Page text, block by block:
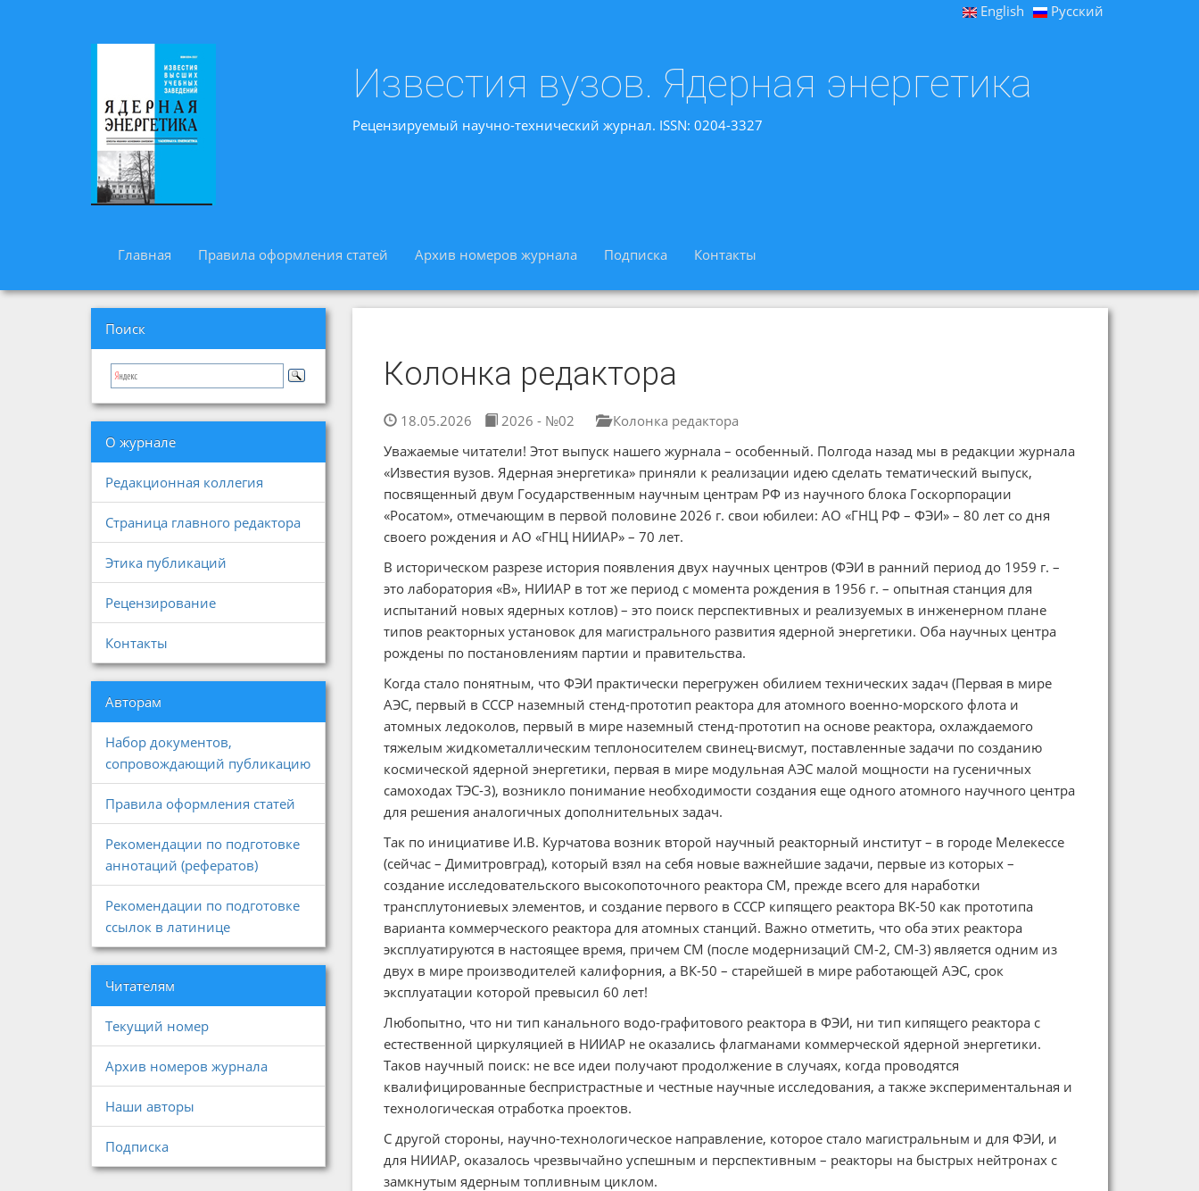
English Русский
Известия вузов. Ядерная энергетика
Рецензируемый научно-технический журнал. ISSN: 0204-3327
Главная Правила оформления статей Архив номеров журнала Подписка Контакты
Поиск
О журнале
Редакционная коллегия
Страница главного редактора
Этика публикаций
Рецензирование
Контакты
Авторам
Набор документов,
сопровождающий публикацию
Правила оформления статей
Рекомендации по подготовке
аннотаций (рефератов)
Рекомендации по подготовке
ссылок в латинице
Читателям
Текущий номер
Архив номеров журнала
Наши авторы
Подписка
Колонка редактора
18.05.2026 2026 - №02
Колонка редактора
Уважаемые читатели! Этот выпуск нашего журнала – особенный. Полгода назад мы в редакции журнала
«Известия вузов. Ядерная энергетика» приняли к реализации идею сделать тематический выпуск,
посвященный двум Государственным научным центрам РФ из научного блока Госкорпорации
«Росатом», отмечающим в первой половине 2026 г. свои юбилеи: АО «ГНЦ РФ – ФЭИ» – 80 лет со дня
своего рождения и АО «ГНЦ НИИАР» – 70 лет.
В историческом разрезе история появления двух научных центров (ФЭИ в ранний период до 1959 г. –
это лаборатория «В», НИИАР в тот же период с момента рождения в 1956 г. – опытная станция для
испытаний новых ядерных котлов) – это поиск перспективных и реализуемых в инженерном плане
типов реакторных установок для магистрального развития ядерной энергетики. Оба научных центра
рождены по постановлениям партии и правительства.
Когда стало понятным, что ФЭИ практически перегружен обилием технических задач (Первая в мире
АЭС, первый в СССР наземный стенд-прототип реактора для атомного военно-морского флота и
атомных ледоколов, первый в мире наземный стенд-прототип на основе реактора, охлаждаемого
тяжелым жидкометаллическим теплоносителем свинец-висмут, поставленные задачи по созданию
космической ядерной энергетики, первая в мире модульная АЭС малой мощности на гусеничных
самоходах ТЭС-3), возникло понимание необходимости создания еще одного атомного научного центра
для решения аналогичных дополнительных задач.
Так по инициативе И.В. Курчатова возник второй научный реакторный институт – в городе Мелекессе
(сейчас – Димитровград), который взял на себя новые важнейшие задачи, первые из которых –
создание исследовательского высокопоточного реактора СМ, прежде всего для наработки
трансплутониевых элементов, и создание первого в СССР кипящего реактора ВК-50 как прототипа
варианта коммерческого реактора для атомных станций. Важно отметить, что оба этих реактора
эксплуатируются в настоящее время, причем СМ (после модернизаций СМ-2, СМ-3) является одним из
двух в мире производителей калифорния, а ВК-50 – старейшей в мире работающей АЭС, срок
эксплуатации которой превысил 60 лет!
Любопытно, что ни тип канального водо-графитового реактора в ФЭИ, ни тип кипящего реактора с
естественной циркуляцией в НИИАР не оказались флагманами коммерческой ядерной энергетики.
Таков научный поиск: не все идеи получают продолжение в случаях, когда проводятся
квалифицированные беспристрастные и честные научные исследования, а также экспериментальная и
технологическая отработка проектов.
С другой стороны, научно-технологическое направление, которое стало магистральным и для ФЭИ, и
для НИИАР, оказалось чрезвычайно успешным и перспективным – реакторы на быстрых нейтронах с
замкнутым ядерным топливным циклом.